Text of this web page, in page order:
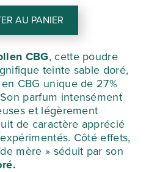
:
€.
actuel
est :
70,39 €.
AU PANIER
CBG, cette poudre
teinte sable doré,
CBG unique de 27%
parfum intensément
et légèrement
de caractère apprécié
Côté effets,
mère » séduit par son